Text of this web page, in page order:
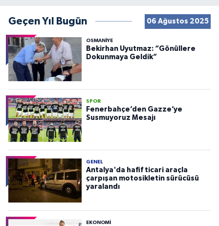
Geçen Yıl Bugün 06 Ağustos 2025
OSMANIYE
Bekirhan Uyutmaz: “Gönüllere
Dokunmaya Geldik”
SPOR
Fenerbahçe’den Gazze’ye
Susmuyoruz Mesajı
GENEL
Antalya'da hafif ticari araçla
çarpışan motosikletin sürücüsü
yaralandı
EKONOMI